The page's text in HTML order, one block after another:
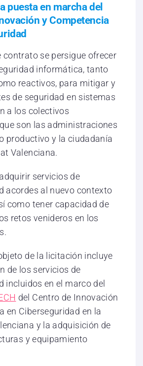
puesta en marcha del
y Competencia
contrato se persigue ofrecer
informática, tanto
reactivos, para mitigar y
de seguridad en sistemas
a los colectivos
son las administraciones
productivo y la ciudadanía
Valenciana.
servicios de
acordes al nuevo contexto
como tener capacidad de
retos venideros en los
de la licitación incluye
de los servicios de
incluidos en el marco del
del Centro de Innovación
en Ciberseguridad en la
y la adquisición de
y equipamiento